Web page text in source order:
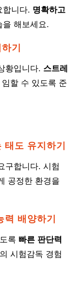
합니다. 명확하고
을 해보세요.
기
황입니다. 스트레
할 수 있도록 준
도 유지하기
구합니다. 시험
공정한 환경을
배양하기
록 빠른 판단력
시험감독 경험